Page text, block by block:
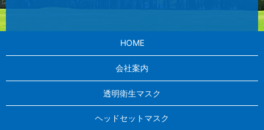
HOME
会社案内
透明衛生マスク
ヘッドセットマスク